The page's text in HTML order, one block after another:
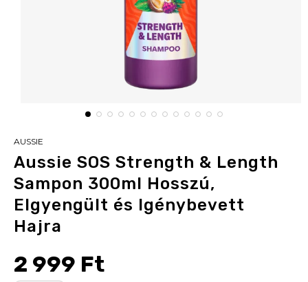
AUSSIE
Aussie SOS Strength & Length
Sampon 300ml Hosszú,
Elgyengült és Igénybevett
Hajra
2 999 Ft